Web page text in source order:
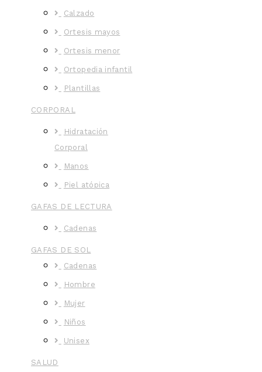
Calzado
Ortesis mayos
Ortesis menor
Ortopedia infantil
Plantillas
CORPORAL
Hidratación
Corporal
Manos
Piel atópica
GAFAS DE LECTURA
Cadenas
GAFAS DE SOL
Cadenas
Hombre
Mujer
Niños
Unisex
SALUD